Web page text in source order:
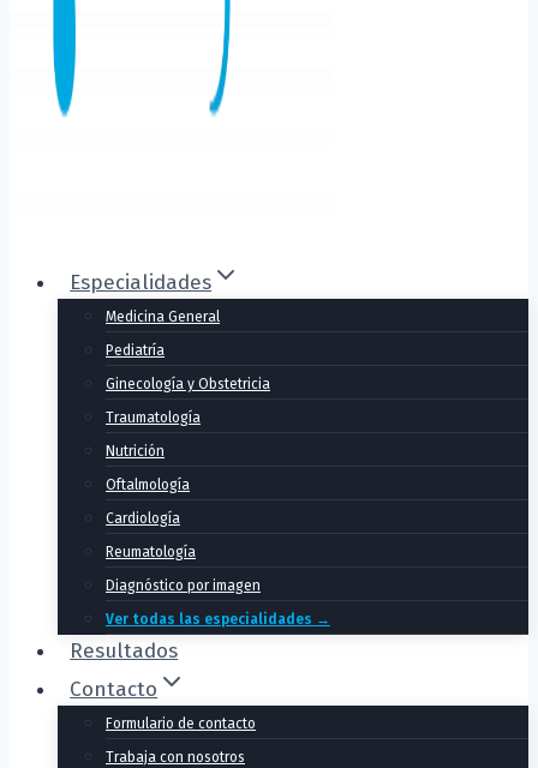
Especialidades
Medicina General
Pediatría
Ginecología y Obstetricia
Traumatología
Nutrición
Oftalmología
Cardiología
Reumatología
Diagnóstico por imagen
Ver todas las especialidades →
Resultados
Contacto
Formulario de contacto
Trabaja con nosotros